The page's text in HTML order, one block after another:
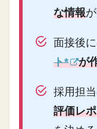
な情報
面接後
ト*
が
採用担
評価レ